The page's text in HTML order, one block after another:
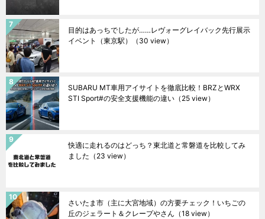
目的はあっちでしたが……レヴォーグレイバック先行展示
イベント（東京駅）
（30 view）
SUBARU MT車用アイサイトを徹底比較！BRZとWRX
STI Sport#の安全支援機能の違い （25 view）
快適に走れるのはどっち？東北道と常磐道を比較してみ
ました （23 view）
さいたま市（主に大宮地域）の方要チェック！いちごの
丘のジェラート＆クレープやさん （18 view）